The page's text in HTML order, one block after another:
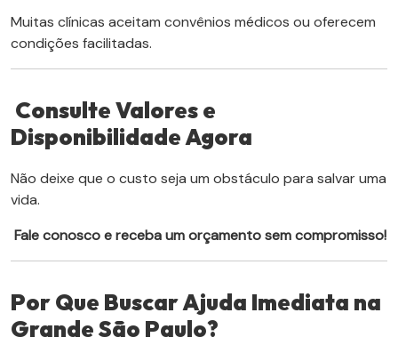
Muitas clínicas aceitam convênios médicos ou oferecem
condições facilitadas.
Consulte Valores e
Disponibilidade Agora
Não deixe que o custo seja um obstáculo para salvar uma
vida.
Fale conosco e receba um orçamento sem compromisso!
Por Que Buscar Ajuda Imediata na
Grande São Paulo?